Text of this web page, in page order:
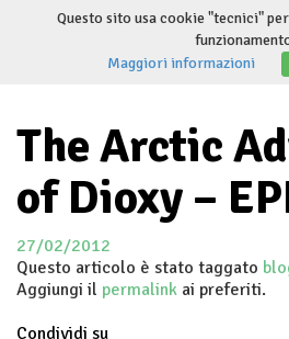
The Arctic
of Dioxy –
27/02/2012
Questo articolo è stato taggato
Aggiungi il permalink ai preferiti.
Condividi su
Questo sito usa cookie "tecnici"
Maggiori informazioni